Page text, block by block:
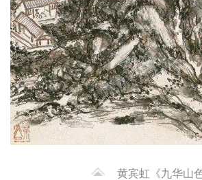
黄宾虹《九华山色